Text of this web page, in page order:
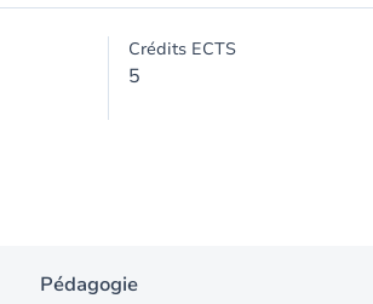
Crédits ECTS
5
Pédagogie